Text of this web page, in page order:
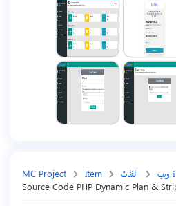
MC Project Item الفئات
ويب
Source Code PHP Dynamic Plan &